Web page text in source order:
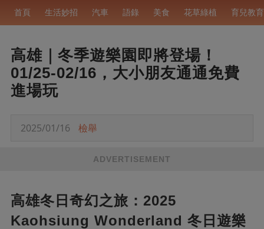
首頁 生活妙招 汽車 語錄 美食 花草綠植 育兒教育
高雄｜冬季遊樂園即將登場！
01/25-02/16，大小朋友通通免費
進場玩
2025/01/16 檢舉
ADVERTISEMENT
高雄冬日奇幻之旅：2025
Kaohsiung Wonderland 冬日遊樂